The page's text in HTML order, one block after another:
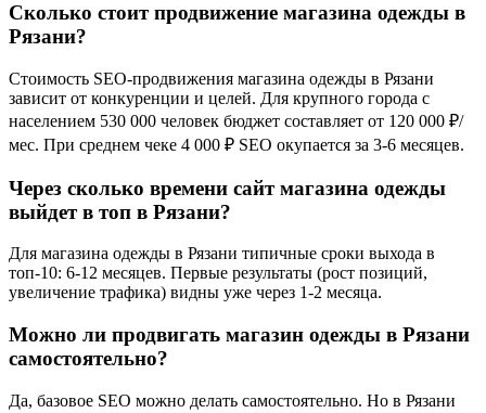
Сколько стоит продвижение магазина одежды в
Рязани?
Стоимость SEO-продвижения магазина одежды в Рязани
зависит от конкуренции и целей. Для крупного города с
населением 530 000 человек бюджет составляет от 120 000 ₽/
мес. При среднем чеке 4 000 ₽ SEO окупается за 3-6 месяцев.
Через сколько времени сайт магазина одежды
выйдет в топ в Рязани?
Для магазина одежды в Рязани типичные сроки выхода в
топ-10: 6-12 месяцев. Первые результаты (рост позиций,
увеличение трафика) видны уже через 1-2 месяца.
Можно ли продвигать магазин одежды в Рязани
самостоятельно?
Да, базовое SEO можно делать самостоятельно. Но в Рязани